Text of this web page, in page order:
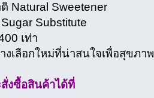
Natural Sweetener
Substitute
เท่า
เลือกใหม่ที่น่าสนใจเพื่อสุขภาพ
งซื้อสินค้าได้ที่